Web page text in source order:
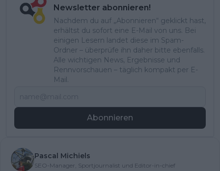
Newsletter abonnieren!
Nachdem du auf „Abonnieren“ geklickt hast,
erhältst du sofort eine E-Mail von uns. Bei
einigen Lesern landet diese im Spam-
Ordner – überprüfe ihn daher bitte ebenfalls.
Alle wichtigen News, Ergebnisse und
Rennvorschauen – täglich kompakt per E-
Mail.
Abonnieren
Pascal Michiels
SEO-Manager, Sportjournalist und Editor-in-chief